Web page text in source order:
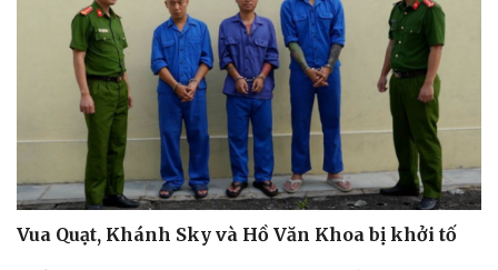
Văn hóa
Sân khấu - Điện ảnh
Văn học
Âm nhạc
Giải trí
Nghệ sĩ
Thời trang
Sao Việt
Vua Quạt, Khánh Sky và Hồ Văn Khoa bị khởi tố